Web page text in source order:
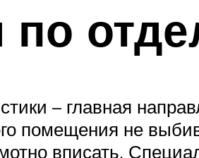
– главная
помещения не
вписать.